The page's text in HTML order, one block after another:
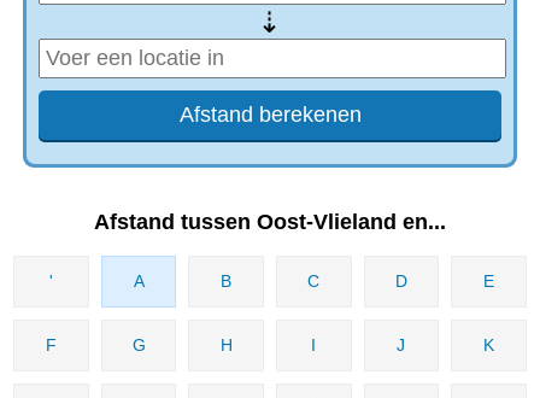
⇢
Afstand tussen Oost-Vlieland en...
' A B C D E
F G H I J K